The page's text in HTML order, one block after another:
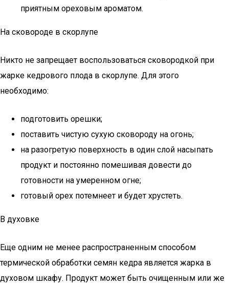
приятным ореховым ароматом.
На сковороде в скорлупе
Никто не запрещает воспользоваться сковородкой при
жарке кедрового плода в скорлупе. Для этого
необходимо:
подготовить орешки;
поставить чистую сухую сковороду на огонь;
на разогретую поверхность в один слой насыпать
продукт и постоянно помешивая довести до
готовности на умеренном огне;
готовый орех потемнеет и будет хрустеть.
В духовке
Еще одним не менее распространенным способом
термической обработки семян кедра является жарка в
духовом шкафу. Продукт может быть очищенным или же